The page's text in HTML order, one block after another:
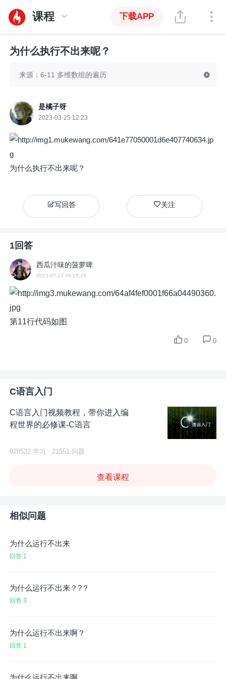
课程 下载APP
为什么执行不出来呢？
来源：6-11 多维数组的遍历
是橘子呀
2023-03-25 12:23
为什么执行不出来呢？
写回答 关注
1回答
西瓜汁味的菠萝啤
2023-07-13 09:15:16
第11行代码如图
0
0
C语言入门
C语言入门视频教程，带你进入编
程世界的必修课-C语言
928532 学习 · 21551 问题
查看课程
相似问题
为什么运行不出来
回答 1
为什么运行不出来？?？
回答 3
为什么运行不出来啊？
回答 1
为什么运行不出来啊